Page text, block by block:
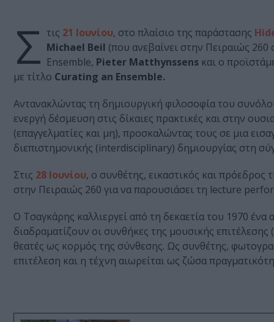
Σ τις 21 Ιουνίου, στο πλαίσιο της παράστασης
Michael Beil (που ανεβαίνει στην Πειραιώς 260
Ensemble, Pieter Matthynssens και ο
με τίτλο Curating an Ensemble.
Αντανακλώντας τη δημιουργική φιλοσοφία του
ενεργή δέσμευση στις δίκαιες πρακτικές και στην
(επαγγελματίες και μη), προσκαλώντας τους σε μια
διεπιστημονικής (interdisciplinary) δημιουργίας στη
Στις 28 Ιουνίου, ο συνθέτης, εικαστικός και
στην Πειραιώς 260 για να παρουσιάσει τη lecture
Ο Τσαγκάρης καλλιεργεί από τη δεκαετία του 1970
διαδραματίζουν οι συνθήκες της μουσικής
θεατές ως κορμός της σύνθεσης. Ως συνθέτης,
επιτέλεση και η τέχνη αιωρείται ως ζώσα